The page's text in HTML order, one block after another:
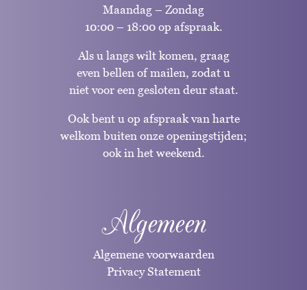
Maandag – Zondag
10:00 – 18:00 op afspraak.
Als u langs wilt komen, graag
even bellen of mailen, zodat u
niet voor een gesloten deur staat.
Ook bent u op afspraak van harte
welkom buiten onze openingstijden;
ook in het weekend.
Algemeen
Algemene voorwaarden
Privacy Statement